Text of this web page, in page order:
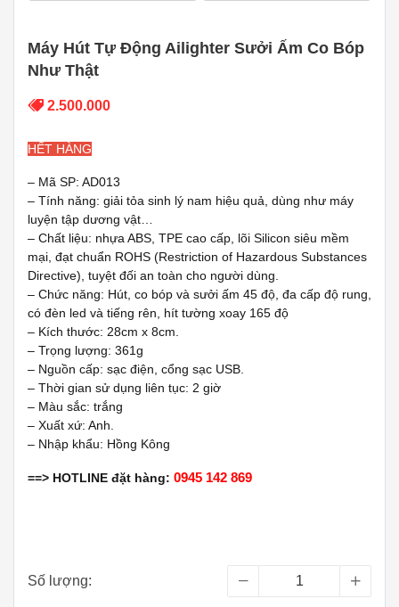
Máy Hút Tự Động Ailighter Sưởi Ấm Co Bóp
Như Thật
2.500.000
HẾT HÀNG
– Mã SP: AD013
– Tính năng: giải tỏa sinh lý nam hiệu quả, dùng như máy
luyện tập dương vật…
– Chất liệu: nhựa ABS, TPE cao cấp, lõi Silicon siêu mềm
mại, đạt chuẩn ROHS (Restriction of Hazardous Substances
Directive), tuyệt đối an toàn cho người dùng.
– Chức năng: Hút, co bóp và sưởi ấm 45 độ, đa cấp độ rung,
có đèn led và tiếng rên, hít tường xoay 165 độ
– Kích thước: 28cm x 8cm.
– Trọng lượng: 361g
– Nguồn cấp: sạc điện, cổng sạc USB.
– Thời gian sử dụng liên tục: 2 giờ
– Màu sắc: trắng
– Xuất xứ: Anh.
– Nhập khẩu: Hồng Kông
==> HOTLINE đặt hàng: 0945 142 869
Số lượng: